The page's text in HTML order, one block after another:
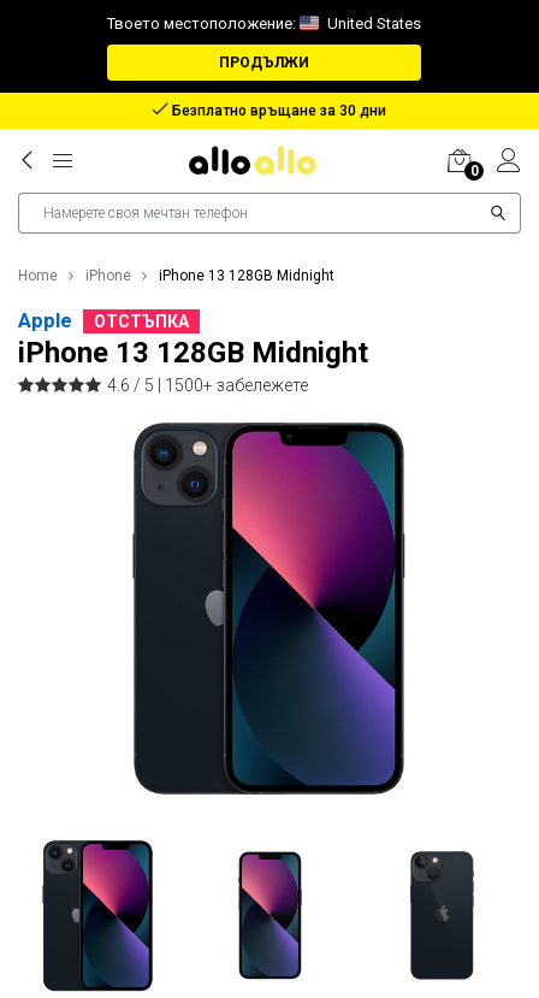
Твоето местоположение: United States
ПРОДЪЛЖИ
Възстановяване в случай на загубен пакет
0
Home iPhone iPhone 13 128GB Midnight
Apple ОТСТЪПКА
iPhone 13 128GB Midnight
4.6 / 5 | 1500+ забележете